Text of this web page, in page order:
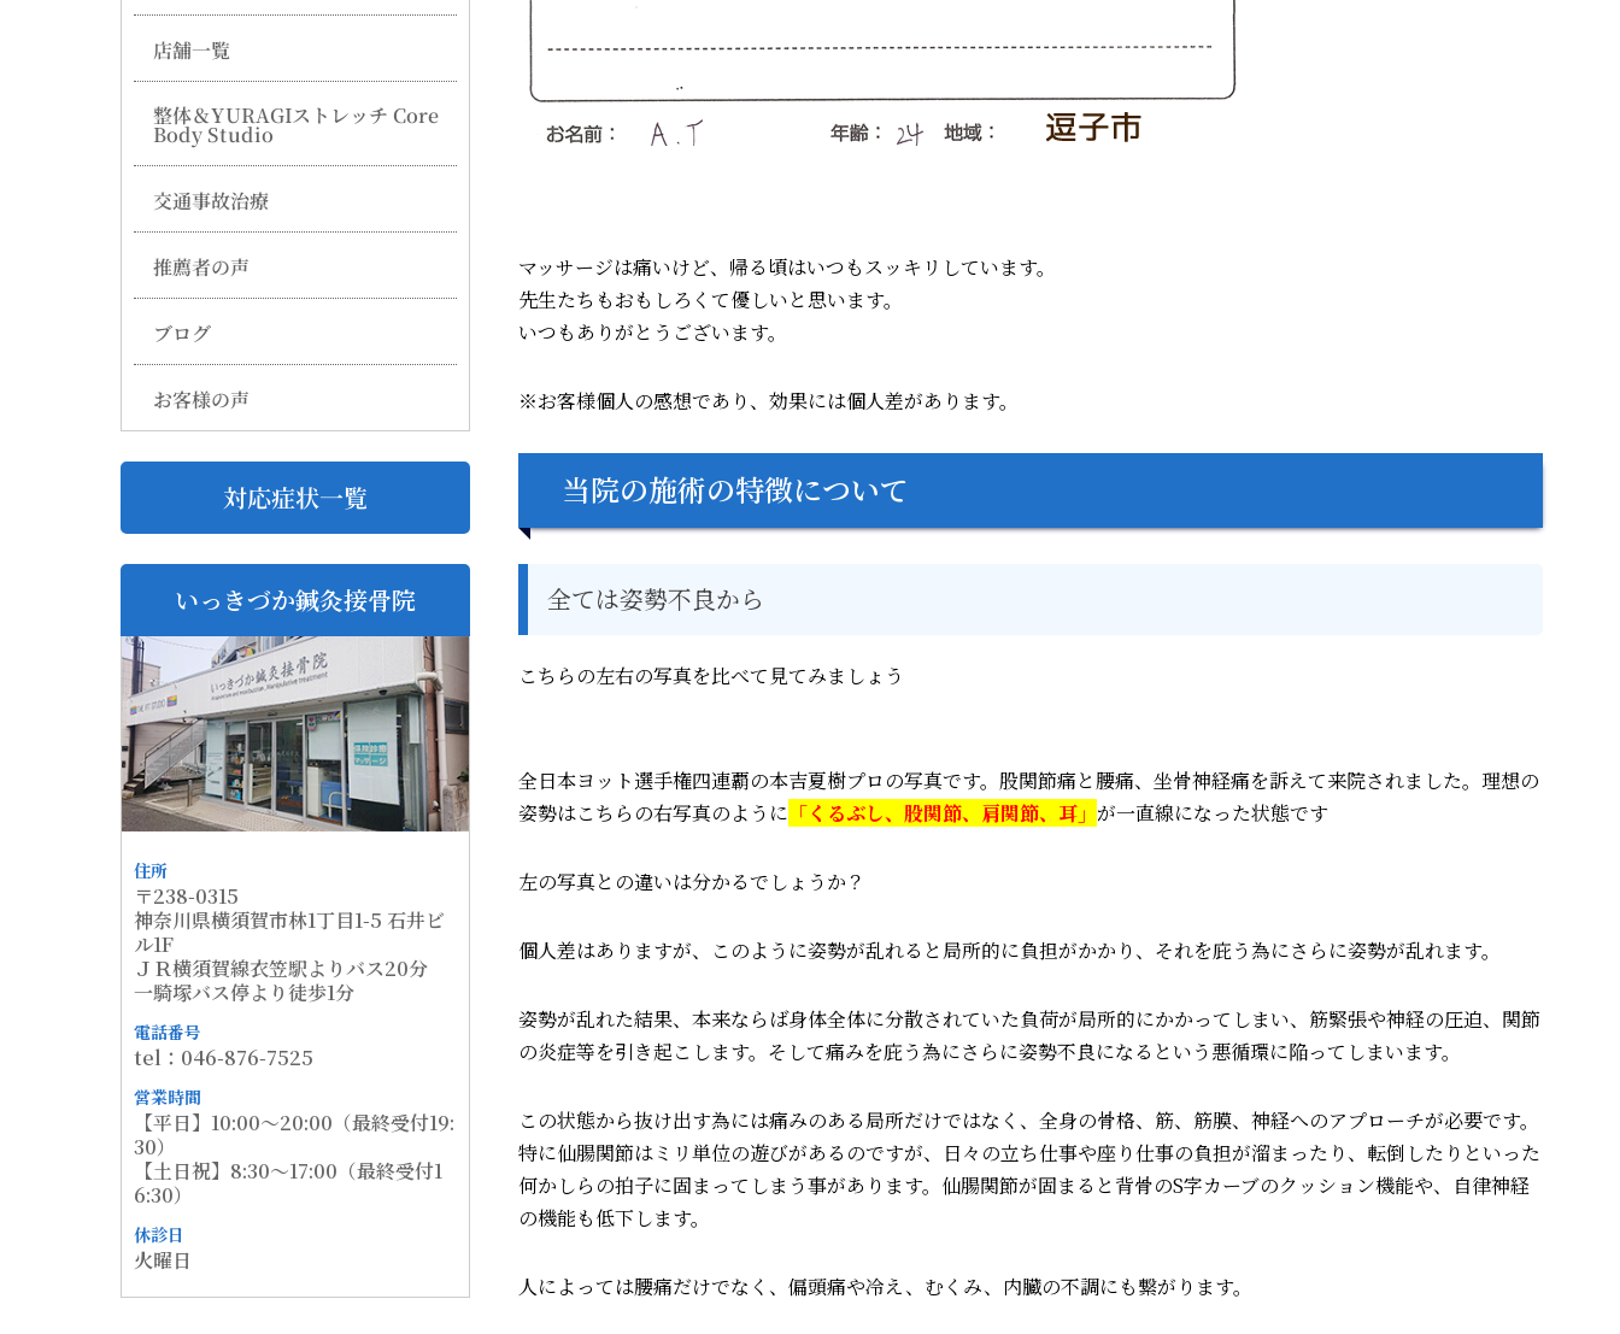
マッサージは痛いけど、帰る頃はいつもスッキリしています。
先生たちもおもしろくて優しいと思います。
いつもありがとうございます。
※お客様個人の感想であり、効果には個人差があります。
当院の施術の特徴について
全ては姿勢不良から
こちらの左右の写真を比べて見てみましょう
全日本ヨット選手権四連覇の本吉夏樹プロの写真です。 股関節痛と腰痛、坐骨神経痛を訴えて来院されました。 理想の
姿勢はこちらの右写真のように 「くるぶし、股関節、肩関節、耳」 が一直線になった状態です
左の写真との違いは分かるでしょうか？
個人差はありますが、このように姿勢が乱れると局所的に負担がかかり、それを庇う為にさらに姿勢が乱れます。
姿勢が乱れた結果、本来ならば身体全体に分散されていた負荷が局所的にかかってしまい、筋緊張や神経の圧迫、関節
の炎症等を引き起こします。そして痛みを庇う為にさらに姿勢不良になるという悪循環に陥ってしまいます。
この状態から抜け出す為には痛みのある局所だけではなく、全身の骨格、筋、筋膜、神経へのアプローチが必要です。
特に仙腸関節はミリ単位の遊びがあるのですが、日々の立ち仕事や座り仕事の負担が溜まったり、転倒したりといった
何かしらの拍子に固まってしまう事があります。 仙腸関節が固まると背骨のS字カーブのクッション機能や、自律神経
の機能も低下します。
人によっては腰痛だけでなく、偏頭痛や冷え、むくみ、内臓の不調にも繋がります。
店舗一覧
整体＆YURAGIストレッチ Core
Body Studio
交通事故治療
推薦者の声
ブログ
お客様の声
対応症状一覧
いっきづか鍼灸接骨院
住所
〒238-0315
神奈川県横須賀市林1丁目1-5 石井ビ
ル1F
ＪＲ横須賀線衣笠駅よりバス20分
一騎塚バス停より徒歩1分
電話番号
tel：046-876-7525
営業時間
【平日】10:00～20:00（最終受付19:
30）
【土日祝】8:30～17:00（最終受付1
6:30）
休診日
火曜日